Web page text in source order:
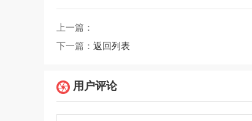
上一篇：
下一篇： 返回列表
用户评论